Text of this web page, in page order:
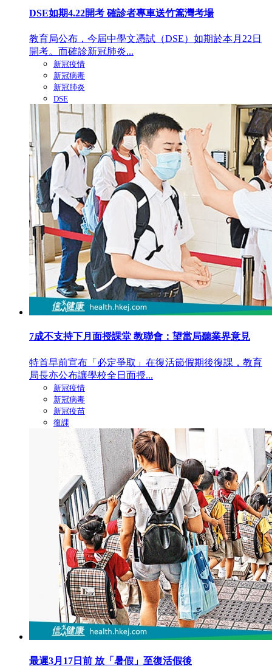
DSE如期4.22開考 確診者專車送竹篙灣考場
教育局公布，今屆中學文憑試（DSE）如期於本月22日
開考。而確診新冠肺炎...
新冠疫情
新冠病毒
新冠肺炎
DSE
7成不支持下月面授課堂 教聯會：望當局聽業界意見
特首早前宣布「必定爭取」在復活節假期後復課，教育
局長亦公布讓學校全日面授...
新冠疫情
新冠病毒
新冠疫苗
復課
最遲3月17日前 放「暑假」至復活假後